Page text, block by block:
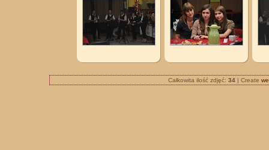
Całkowita ilość zdjęć: 34| Create